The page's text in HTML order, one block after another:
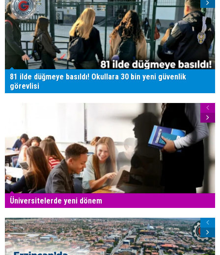
81 ilde düğmeye basıldı! Okullara 30 bin yeni güvenlik
görevlisi
Üniversitelerde yeni dönem